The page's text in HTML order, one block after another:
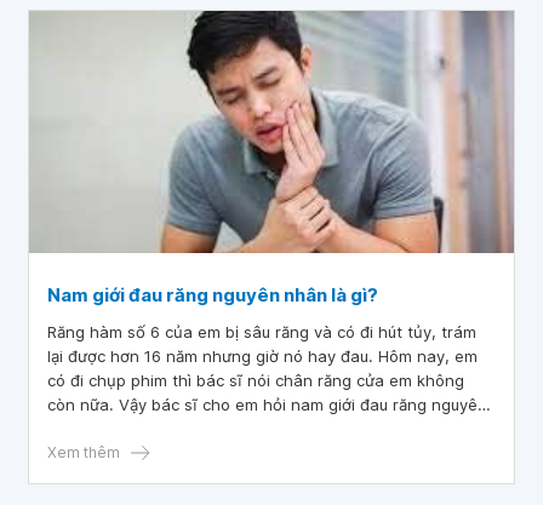
là gì? Chụp răng sứ khi nào? Em cảm ơn bác sĩ.
Nam giới đau răng nguyên nhân là gì?
Răng hàm số 6 của em bị sâu răng và có đi hút tủy, trám
lại được hơn 16 năm nhưng giờ nó hay đau. Hôm nay, em
có đi chụp phim thì bác sĩ nói chân răng cửa em không
còn nữa. Vậy bác sĩ cho em hỏi nam giới đau răng nguyên
Xem thêm